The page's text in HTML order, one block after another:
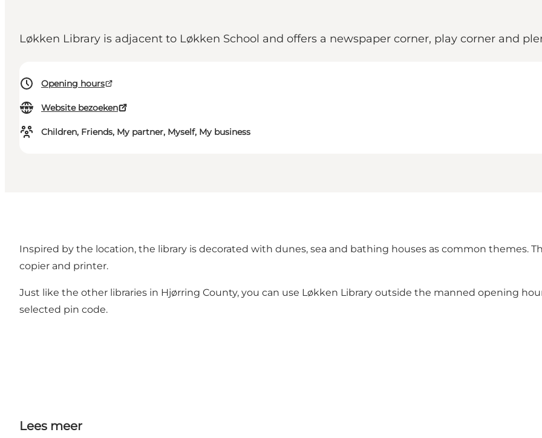
Løkken Library is adjacent to Løkken School and offers a newspaper corner, play corner and
Opening hours
Website bezoeken
Children, Friends, My partner, Myself, My business
Inspired by the location, the library is decorated with dunes, sea and bathing houses as common themes.
copier and printer.
Just like the other libraries in Hjørring County, you can use Løkken Library outside the manned opening
selected pin code.
Lees meer